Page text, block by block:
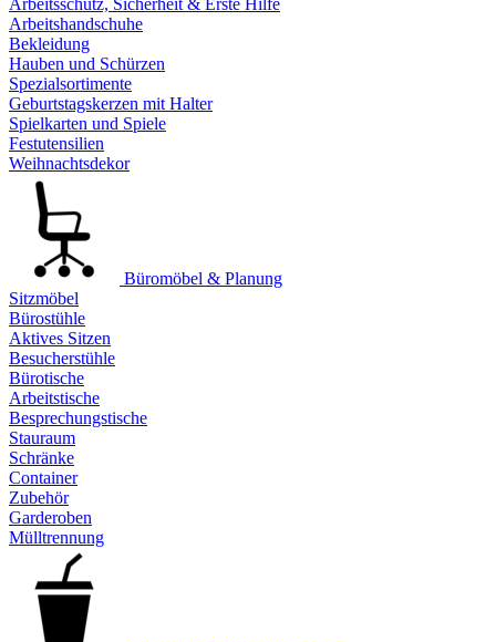
Arbeitsschutz, Sicherheit & Erste Hilfe
Arbeitshandschuhe
Bekleidung
Hauben und Schürzen
Spezialsortimente
Geburtstagskerzen mit Halter
Spielkarten und Spiele
Festutensilien
Weihnachtsdekor
Büromöbel & Planung
Sitzmöbel
Bürostühle
Aktives Sitzen
Besucherstühle
Bürotische
Arbeitstische
Besprechungstische
Stauraum
Schränke
Container
Zubehör
Garderoben
Mülltrennung